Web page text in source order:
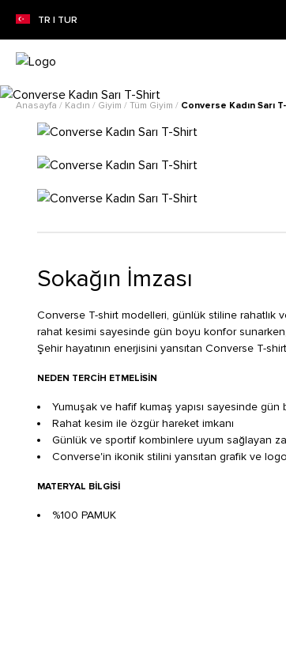
TR | TUR
imkanı!Daha Fazla Bilgi
Anasayfa / Kadın / Giyim / Tüm Giyim / Converse Kadın Sarı
Sokağın İmzası
Converse T-shirt modelleri, günlük stiline rahatlık
rahat kesimi sayesinde gün boyu konfor
Şehir hayatının enerjisini yansıtan Converse T-
NEDEN TERCIH ETMELISIN
Yumuşak ve hafif kumaş yapısı sayesinde
Rahat kesim ile özgür hareket imkanı
Günlük ve sportif kombinlere uyum sağlayan
Converse'in ikonik stilini yansıtan grafik ve
MATERYAL BILGISI
%100 PAMUK